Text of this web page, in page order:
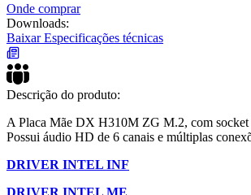
Onde comprar
Downloads:
Baixar Especificações técnicas
Descrição do produto:
A Placa Mãe DX H310M ZG M.2, com
Possui áudio HD de 6 canais e múltiplas
DRIVER INTEL INF
DRIVER INTEL ME